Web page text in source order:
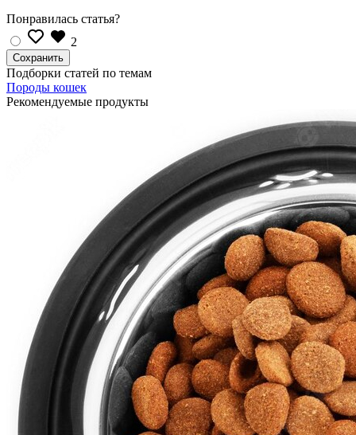
Понравилась статья?
2
Подборки статей по темам
Породы кошек
Рекомендуемые продукты